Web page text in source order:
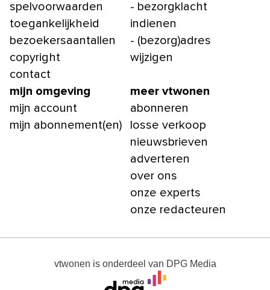
spelvoorwaarden
toegankelijkheid
bezoekersaantallen
copyright
contact
- bezorgklacht
indienen
- (bezorg)adres
wijzigen
mijn omgeving
mijn account
mijn abonnement(en)
meer vtwonen
abonneren
losse verkoop
nieuwsbrieven
adverteren
over ons
onze experts
onze redacteuren
vtwonen is onderdeel van DPG Media